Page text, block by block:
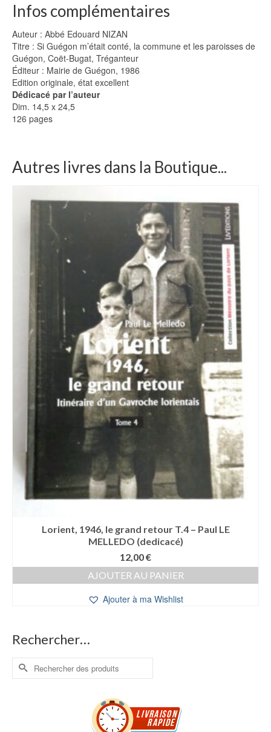
Infos complémentaires
Auteur : Abbé Edouard NIZAN
Titre : Si Guégon m’était conté, la commune et les paroisses de
Guégon, Coët-Bugat, Tréganteur
Éditeur : Mairie de Guégon, 1986
Edition originale, état excellent
Dédicacé par l’auteur
Dim. 14,5 x 24,5
126 pages
Autres livres dans la Boutique...
Lorient, 1946, le grand retour T.4 – Paul LE
MELLEDO (dedicacé)
12,00€
AJOUTER AU PANIER
Ajouter à ma Wishlist
Rechercher…
Rechercher :